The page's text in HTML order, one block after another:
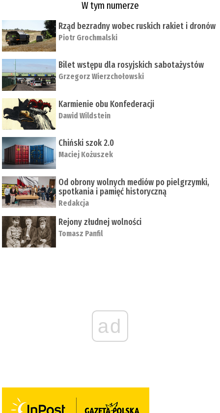
W tym numerze
Rząd bezradny wobec ruskich rakiet i dronów
Piotr Grochmalski
Bilet wstępu dla rosyjskich sabotażystów
Grzegorz Wierzchołowski
Karmienie obu Konfederacji
Dawid Wildstein
Chiński szok 2.0
Maciej Kożuszek
Od obrony wolnych mediów po pielgrzymki,
spotkania i pamięć historyczną
Redakcja
Rejony złudnej wolności
Tomasz Panfil
ad